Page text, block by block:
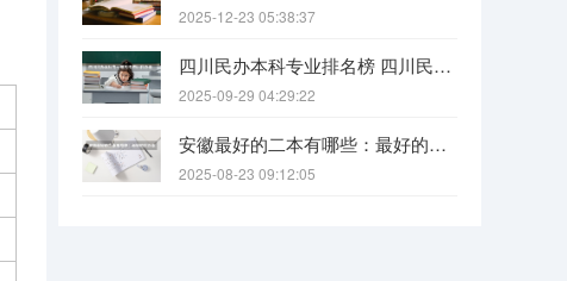
2025-12-23 05:38:37
四川民办本科专业排名榜 四川民办本科院校排名
2025-09-29 04:29:22
安徽最好的二本有哪些：最好的民办本科，最好的公办二本大学
2025-08-23 09:12:05